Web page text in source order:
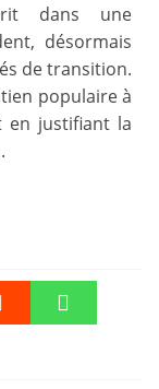
dans une
désormais
de transition.
populaire à
en justifiant la